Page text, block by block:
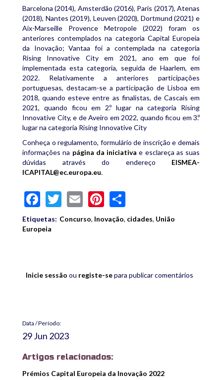
Barcelona (2014), Amsterdão (2016), Paris (2017), Atenas
(2018), Nantes (2019), Leuven (2020), Dortmund (2021) e
Aix-Marseille Provence Metropole (2022) foram os
anteriores contemplados na categoria Capital Europeia
da Inovação; Vantaa foi a contemplada na categoria
Rising Innovative City em 2021, ano em que foi
implementada esta categoria, seguida de Haarlem, em
2022. Relativamente a anteriores participações
portuguesas, destacam-se a participação de Lisboa em
2018, quando esteve entre as finalistas, de Cascais em
2021, quando ficou em 2.º lugar na categoria Rising
Innovative City, e de Aveiro em 2022, quando ficou em 3.º
lugar na categoria Rising Innovative City
Conheça o regulamento, formulário de inscrição e demais
informações na página da iniciativa e esclareça as suas
dúvidas através do endereço EISMEA-
ICAPITAL@ec.europa.eu.
Facebook
Twitter
EmailPinterest
Etiquetas: Concurso, Inovação, cidades, União
Europeia
Inicie sessão ou registe-separa publicar comentários
Data / Período:
29 Jun 2023
Artigos relacionados:
Prémios Capital Europeia da Inovação 2022